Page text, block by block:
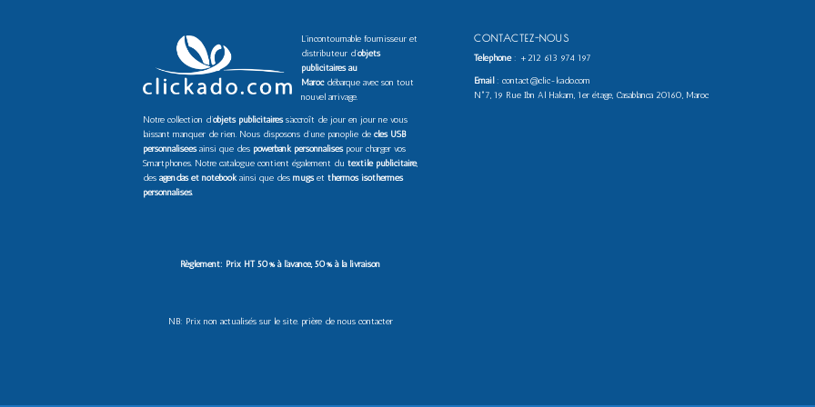
L’incontournable fournisseur et
distributeur d’objets
publicitaires au
Marocdébarque avec son tout
nouvel arrivage.
Notre collection d’objets publicitairess’accroît de jour en jour ne vous
laissant manquer de rien. Nous disposons d’une panoplie de clés USB
personnaliséesainsi que des powerbank personnaliséspour charger vos
Smartphones. Notre catalogue contient également du textile publicitaire,
des agendas et notebookainsi que des mugset thermos isothermes
personnalisés.
Règlement: Prix HT 50% à l’avance, 50% à la livraison
NB: Prix non actualisés sur le site. prière de nous contacter
CONTACTEZ-NOUS
Téléphone: +212 613 974 197
Email: contact@clic-kado.com
N°7, 19 Rue Ibn Al Hakam, 1er étage, Casablanca 20160, Maroc